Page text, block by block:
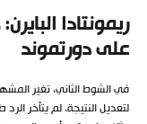
ريمونتادا
على دورتموند
في الشوط الثاني، تغير
لتعديل النتيجة. لم يتأخر